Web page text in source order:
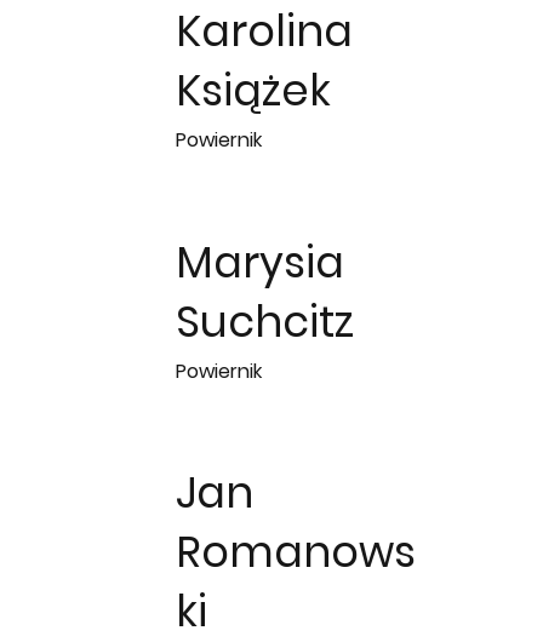
Karolina
Książek
Powiernik
Marysia
Suchcitz
Powiernik
Jan
Romanows
ki